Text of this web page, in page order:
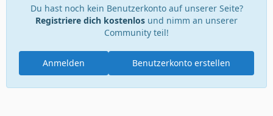
Du hast noch kein Benutzerkonto auf unserer Seite?
Registriere dich kostenlos und nimm an unserer
Community teil!
Benutzerkonto erstellen
Anmelden